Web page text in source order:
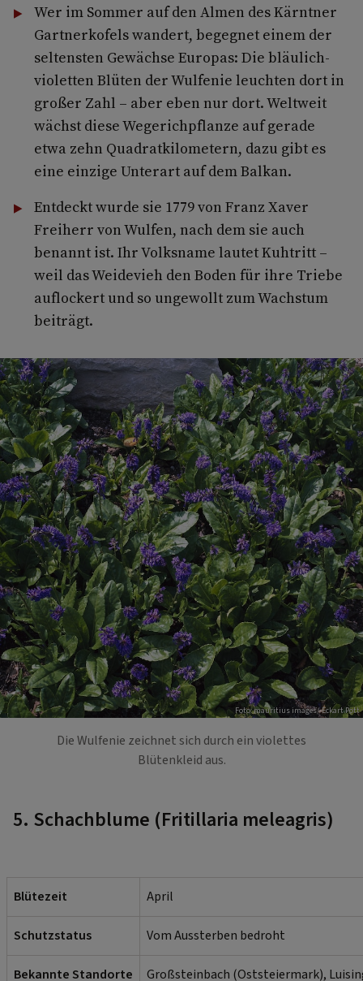
Wer im Sommer auf den Almen des Kärntner
Gartnerkofels wandert, begegnet einem der
seltensten Gewächse Europas: Die bläulich-
violetten Blüten der Wulfenie leuchten dort in
großer Zahl – aber eben nur dort. Weltweit
wächst diese Wegerichpflanze auf gerade
etwa zehn Quadratkilometern, dazu gibt es
eine einzige Unterart auf dem Balkan.
Entdeckt wurde sie 1779 von Franz Xaver
Freiherr von Wulfen, nach dem sie auch
benannt ist. Ihr Volksname lautet Kuhtritt –
weil das Weidevieh den Boden für ihre Triebe
auflockert und so ungewollt zum Wachstum
beiträgt.
Foto: mauritius images/ Eckart Pott
Die Wulfenie zeichnet sich durch ein violettes
Blütenkleid aus.
5. Schachblume (Fritillaria meleagris)
Blütezeit April
Schutzstatus Vom Aussterben bedroht
Bekannte Standorte Großsteinbach (Oststeiermark),